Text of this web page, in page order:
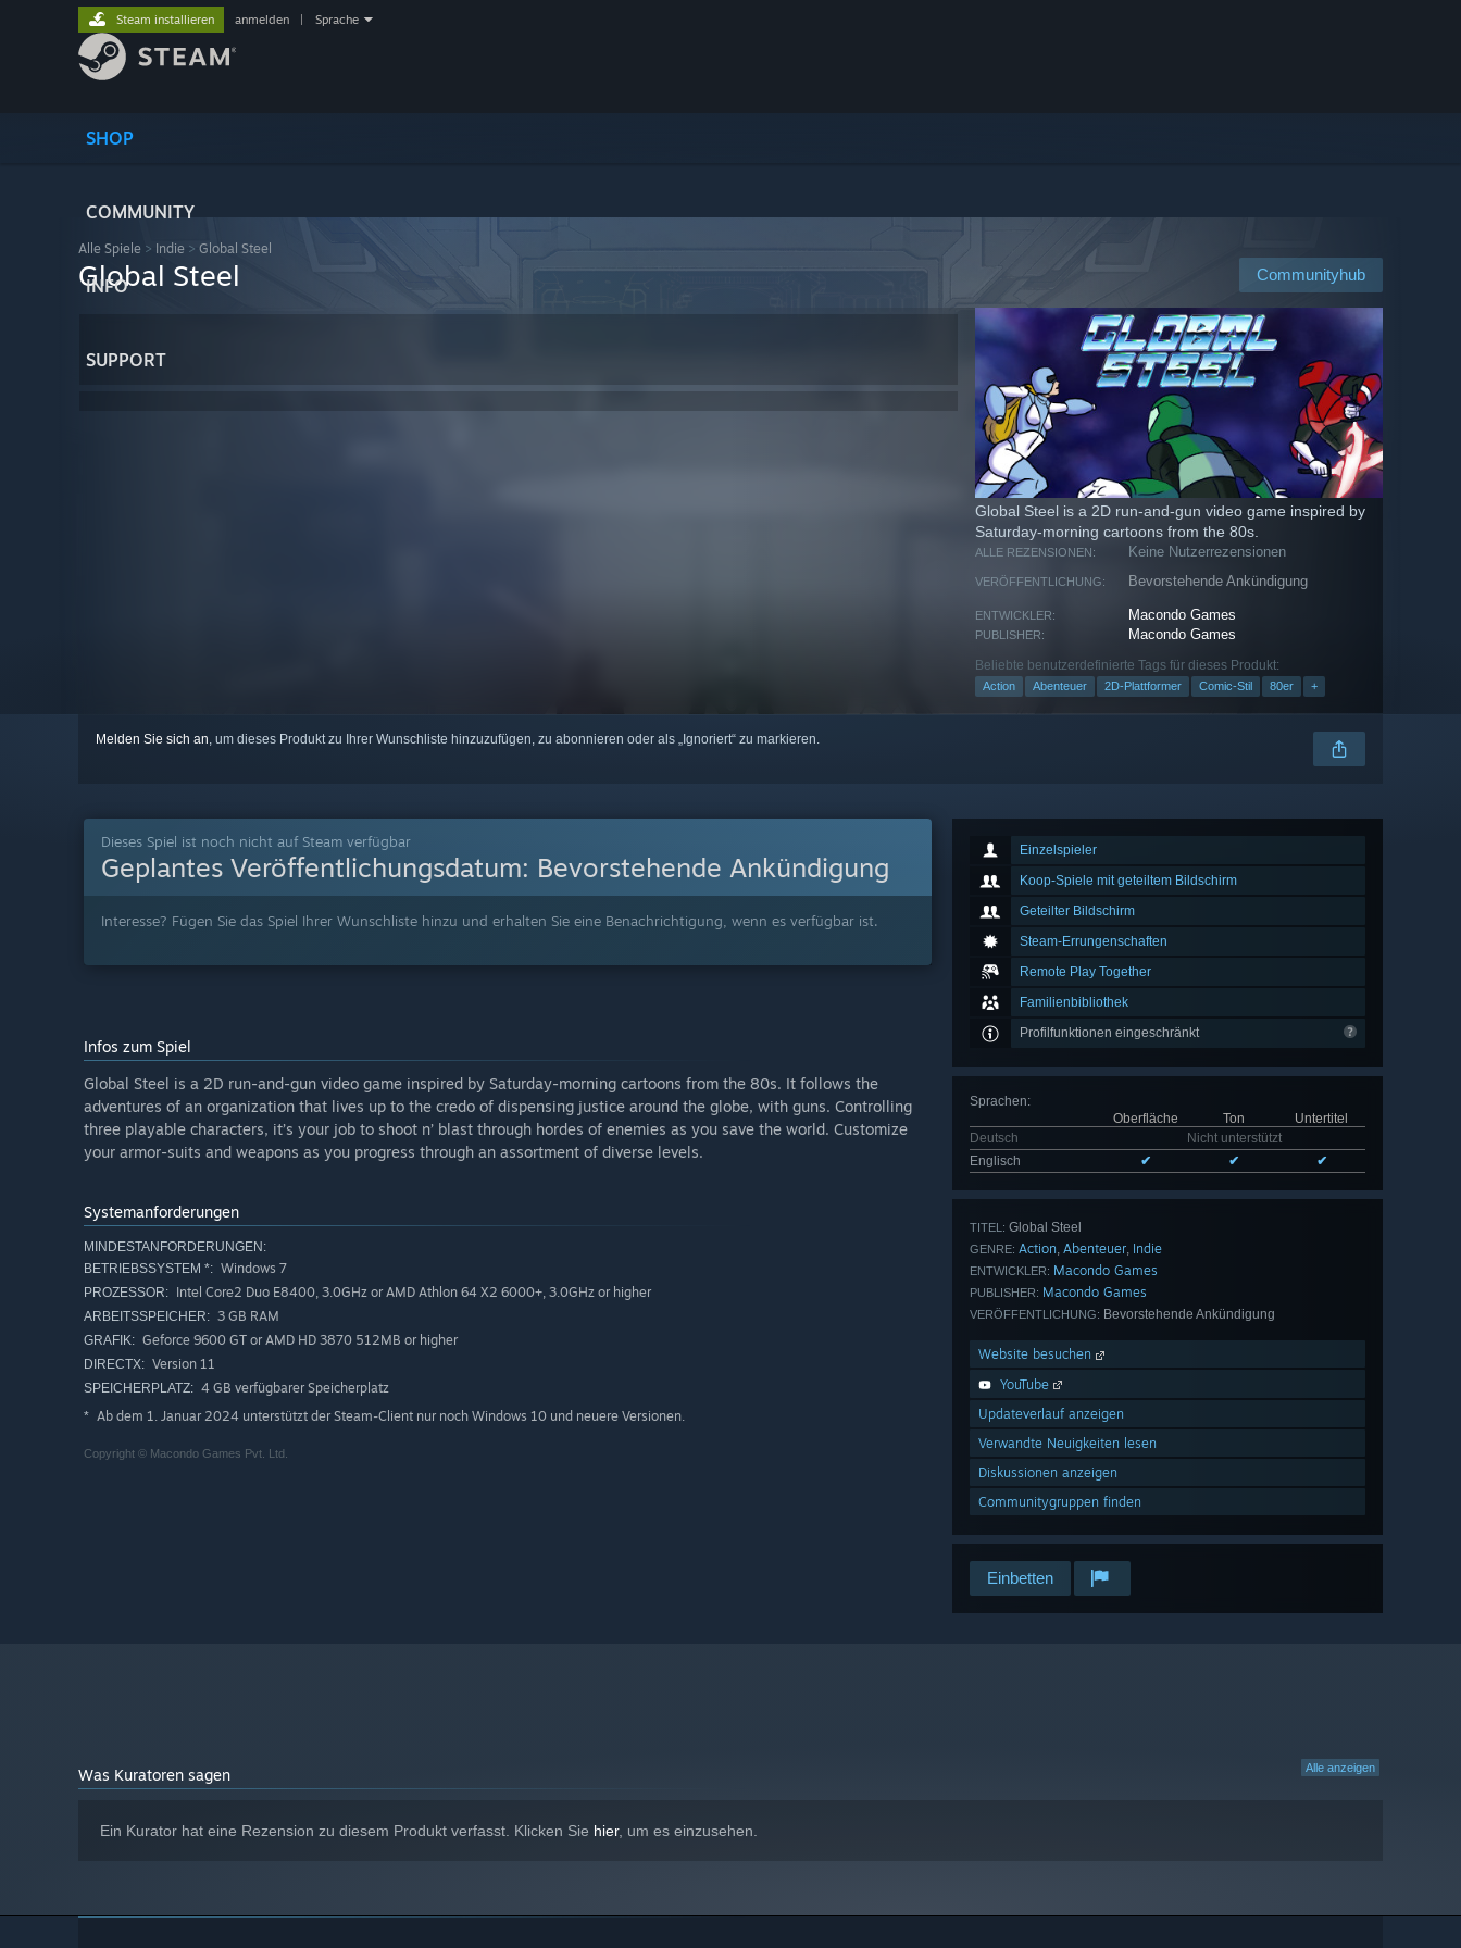
SHOP
COMMUNITY
INFO
SUPPORT
Steam installieren anmelden Sprache
Alle Spiele > Indie > Global Steel
Communityhub
Global Steel
Global Steel is a 2D run-and-gun video game inspired by
Saturday-morning cartoons from the 80s.
ALLE REZENSIONEN: Keine Nutzerrezensionen
VERÖFFENTLICHUNG: Bevorstehende Ankündigung
ENTWICKLER: Macondo Games
PUBLISHER: Macondo Games
Beliebte benutzerdefinierte Tags für dieses Produkt:
Action Abenteuer 2D-Plattformer Comic-Stil 80er +
Melden Sie sich an, um dieses Produkt zu Ihrer Wunschliste hinzuzufügen, zu abonnieren oder als „Ignoriert“ zu markieren.
Einzelspieler
Koop-Spiele mit geteiltem Bildschirm
Geteilter Bildschirm
Steam-Errungenschaften
Remote Play Together
Familienbibliothek
Profilfunktionen eingeschränkt
Sprachen:
Oberfläche
Ton
Untertitel
Deutsch
Nicht unterstützt
Englisch
✔ ✔ ✔
TITEL: Global Steel
GENRE: Action, Abenteuer, Indie
ENTWICKLER: Macondo Games
PUBLISHER: Macondo Games
VERÖFFENTLICHUNG: Bevorstehende Ankündigung
Website besuchen
YouTube
Updateverlauf anzeigen
Verwandte Neuigkeiten lesen
Diskussionen anzeigen
Communitygruppen finden
Einbetten
Dieses Spiel ist noch nicht auf Steam verfügbar
Geplantes Veröffentlichungsdatum: Bevorstehende Ankündigung
Interesse? Fügen Sie das Spiel Ihrer Wunschliste hinzu und erhalten Sie eine Benachrichtigung, wenn es verfügbar ist.
Infos zum Spiel
Global Steel is a 2D run-and-gun video game inspired by Saturday-morning cartoons from the 80s. It follows the
adventures of an organization that lives up to the credo of dispensing justice around the globe, with guns. Controlling
three playable characters, it’s your job to shoot n’ blast through hordes of enemies as you save the world. Customize
your armor-suits and weapons as you progress through an assortment of diverse levels.
Systemanforderungen
MINDESTANFORDERUNGEN:
BETRIEBSSYSTEM *: Windows 7
PROZESSOR: Intel Core2 Duo E8400, 3.0GHz or AMD Athlon 64 X2 6000+, 3.0GHz or higher
ARBEITSSPEICHER: 3 GB RAM
GRAFIK: Geforce 9600 GT or AMD HD 3870 512MB or higher
DIRECTX: Version 11
SPEICHERPLATZ: 4 GB verfügbarer Speicherplatz
* Ab dem 1. Januar 2024 unterstützt der Steam-Client nur noch Windows 10 und neuere Versionen.
Copyright © Macondo Games Pvt. Ltd.
Alle anzeigen
Was Kuratoren sagen
Ein Kurator hat eine Rezension zu diesem Produkt verfasst. Klicken Sie hier, um es einzusehen.